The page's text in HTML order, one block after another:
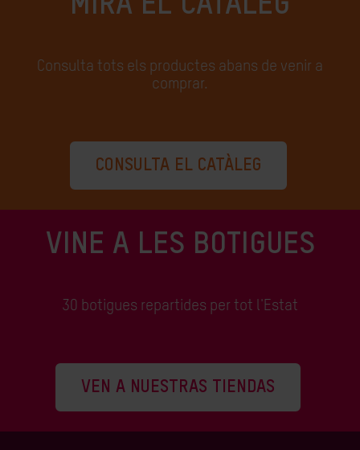
Consulta tots els productes abans de venir a
comprar.
CONSULTA EL CATÀLEG
VINE A LES BOTIGUES
30 botigues repartides per tot l'Estat
VEN A NUESTRAS TIENDAS